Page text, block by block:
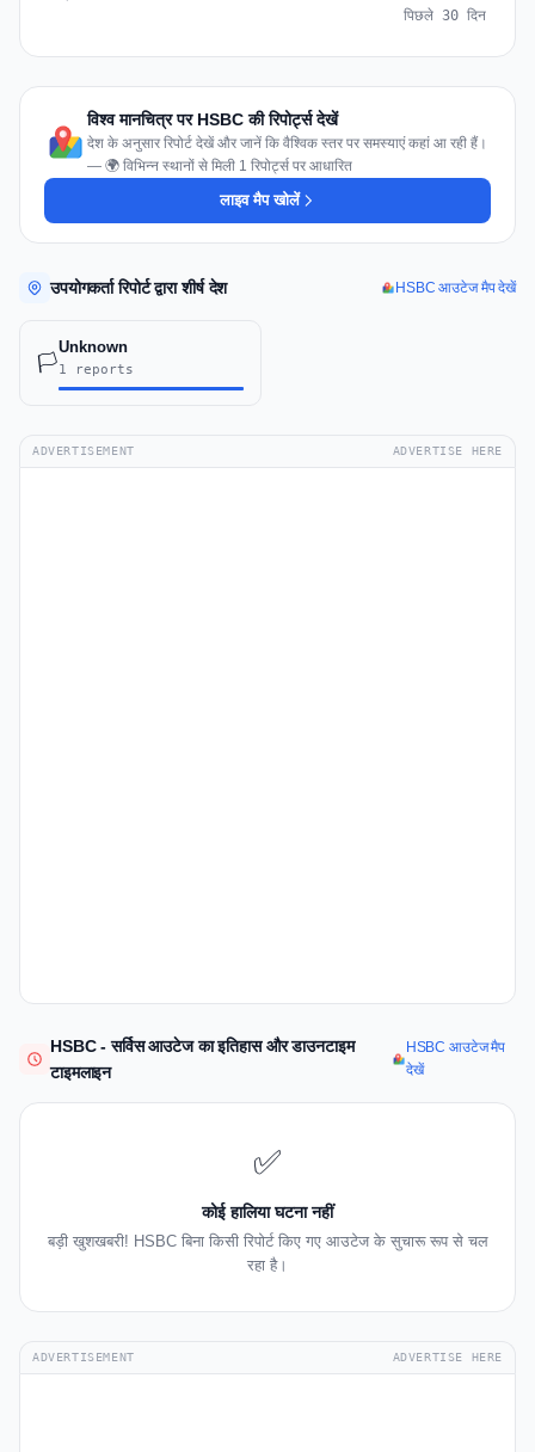
पिछले 30 दिन
विश्व मानचित्र पर HSBC की रिपोर्ट्स देखें
देश के अनुसार रिपोर्ट देखें और जानें कि वैश्विक स्तर पर समस्याएं कहां आ रही हैं।
— 🌍 विभिन्न स्थानों से मिली 1 रिपोर्ट्स पर आधारित
लाइव मैप खोलें
उपयोगकर्ता रिपोर्ट द्वारा शीर्ष देश HSBC आउटेज मैप देखें
🏳️
Unknown
1 reports
ADVERTISEMENT ADVERTISE HERE
HSBC - सर्विस आउटेज का इतिहास और डाउनटाइम
टाइमलाइन
HSBC आउटेज मैप
देखें
✅
कोई हालिया घटना नहीं
बड़ी खुशखबरी! HSBC बिना किसी रिपोर्ट किए गए आउटेज के सुचारू रूप से चल
रहा है।
ADVERTISEMENT ADVERTISE HERE